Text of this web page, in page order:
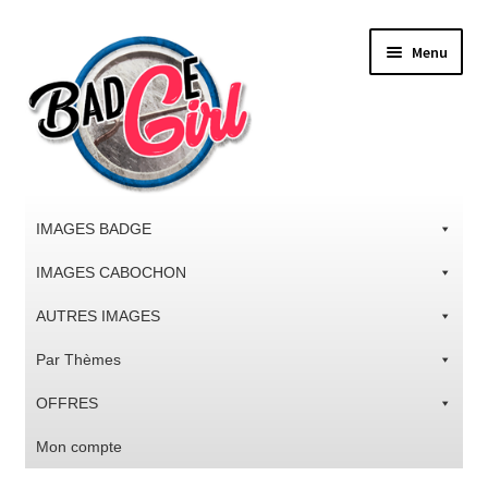
la
navigation
contenu
Menu
IMAGES BADGE
IMAGES CABOCHON
AUTRES IMAGES
Par Thèmes
OFFRES
Mon compte